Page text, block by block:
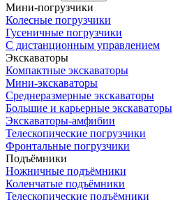
Мини-погрузчики
Колесные погрузчики
Гусеничные погрузчики
С дистанционным управлением
Экскаваторы
Компактные экскаваторы
Мини-экскаваторы
Среднеразмерные экскаваторы
Большие и карьерные экскаваторы
Экскаваторы-амфибии
Телескопические погрузчики
Фронтальные погрузчики
Подъёмники
Ножничные подъёмники
Коленчатые подъёмники
Телескопические подъёмники